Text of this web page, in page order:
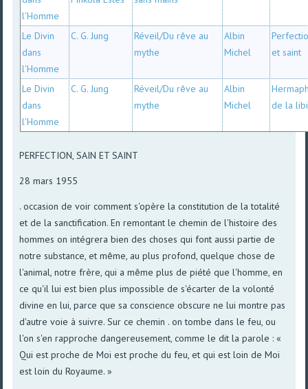
l'Homme
Le Divin
dans
l'Homme
C. G. Jung
Réveil/Du rêve au
mythe
Albin
Michel
et saint
Le Divin
dans
l'Homme
C. G. Jung
Réveil/Du rêve au
mythe
Albin
Michel
de la
PERFECTION, SAIN ET SAINT
28 mars 1955
. occasion de voir comment s'opère la constitution de la totalité
et de la sanctification. En remontant le chemin de l'histoire des
hommes on intégrera bien des choses qui font aussi partie de
notre substance, et même, au plus profond, quelque chose de
l'animal, notre frère, qui a même plus de piété que l'homme, en
ce qu'il lui est bien plus impossible de s'écarter de la volonté
divine en lui, parce que sa conscience obscure ne lui montre pas
d'autre voie à suivre. Sur ce chemin . on tombe dans le feu, ou
l'on s'en rapproche dangereusement, comme le dit la parole : «
Qui est proche de Moi est proche du feu, et qui est loin de Moi
est loin du Royaume. »